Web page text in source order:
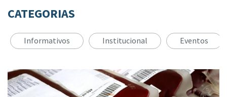
CATEGORIAS
Informativos Institucional Eventos